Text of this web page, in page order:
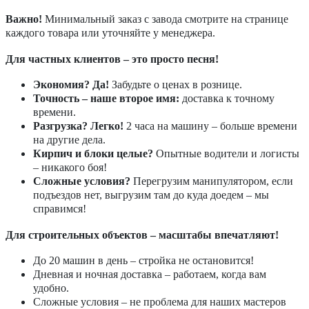
Важно! Минимальный заказ с завода смотрите на странице
каждого товара или уточняйте у менеджера.
Для частных клиентов – это просто песня!
Экономия? Да! Забудьте о ценах в рознице.
Точность – наше второе имя: доставка к точному
времени.
Разгрузка? Легко! 2 часа на машину – больше времени
на другие дела.
Кирпич и блоки целые? Опытные водители и логисты
– никакого боя!
Сложные условия? Перегрузим манипулятором, если
подъездов нет, выгрузим там до куда доедем – мы
справимся!
Для строительных объектов – масштабы впечатляют!
До 20 машин в день – стройка не остановится!
Дневная и ночная доставка – работаем, когда вам
удобно.
Сложные условия – не проблема для наших мастеров